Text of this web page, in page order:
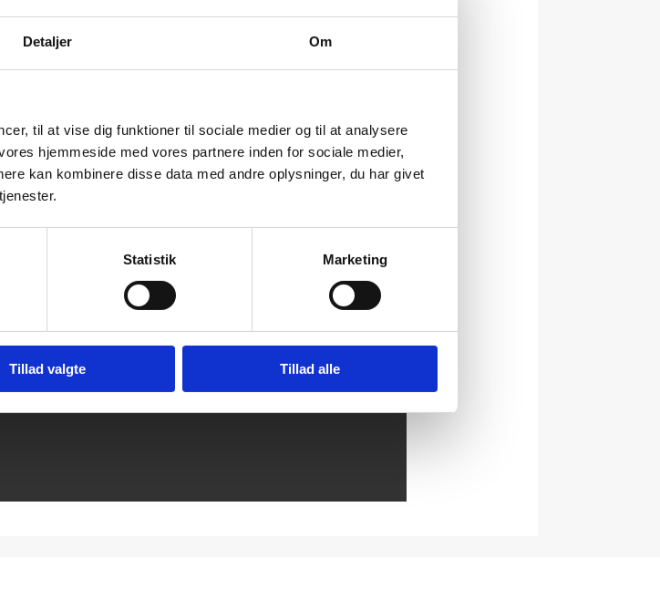
Detaljer Om
til at vise dig funktioner til sociale medier og til at analysere
hjemmeside med vores partnere inden for sociale medier,
kan kombinere disse data med andre oplysninger, du har givet
Statistik Marketing
Tillad valgte Tillad alle